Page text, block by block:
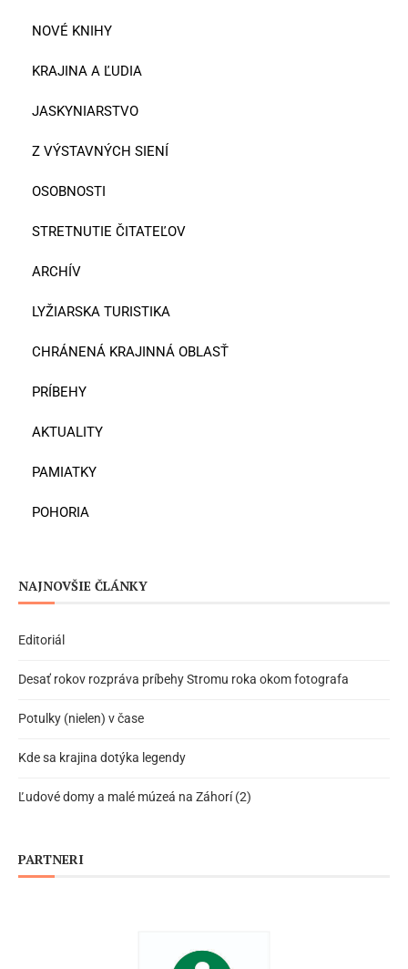
NOVÉ KNIHY
KRAJINA A ĽUDIA
JASKYNIARSTVO
Z VÝSTAVNÝCH SIENÍ
OSOBNOSTI
STRETNUTIE ČITATEĽOV
ARCHÍV
LYŽIARSKA TURISTIKA
CHRÁNENÁ KRAJINNÁ OBLASŤ
PRÍBEHY
AKTUALITY
PAMIATKY
POHORIA
NAJNOVŠIE ČLÁNKY
Editoriál
Desať rokov rozpráva príbehy Stromu roka okom fotografa
Potulky (nielen) v čase
Kde sa krajina dotýka legendy
Ľudové domy a malé múzeá na Záhorí (2)
PARTNERI